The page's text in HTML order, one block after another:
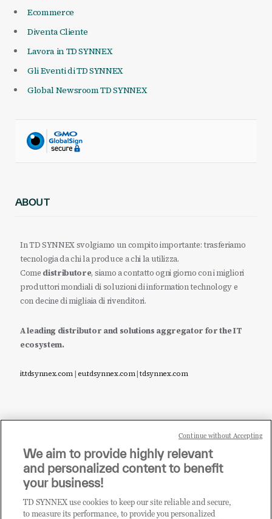
Ecommerce
Diventa Cliente
Lavora in TD SYNNEX
Gli Eventi di TD SYNNEX
Global Newsroom TD SYNNEX
ABOUT
In TD SYNNEX svolgiamo un compito importante: trasferiamo
tecnologia da chi la produce a chi la utilizza.
Come distributore, siamo a contatto ogni giorno con i migliori
produttori mondiali di soluzioni di information technology e
con decine di migliaia di rivenditori.
A leading distributor and solutions aggregator for the IT
ecosystem.
it.tdsynnex.com|eu.tdsynnex.com|tdsynnex.com
Sei un rivenditore di tecnologia e desideri acquistare
i prodotti o le soluzioni trattate sul blog?
CLICCA QUI E DIVENTA
CLIENTE TD SYNNEX
We aim to provide highly relevant
and personalized content to benefit
your business!
TD SYNNEX use cookies to keep our site reliable and secure,
to measure its performance, to provide you personalized
Continue without Accepting